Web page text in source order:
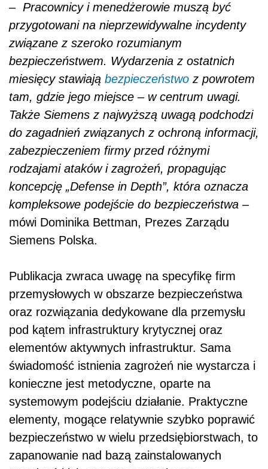
– Pracownicy i menedżerowie muszą być
przygotowani na nieprzewidywalne incydenty
związane z szeroko rozumianym
bezpieczeństwem. Wydarzenia z ostatnich
miesięcy stawiają bezpieczeństwo z powrotem
tam, gdzie jego miejsce – w centrum uwagi.
Także Siemens z najwyższą uwagą podchodzi
do zagadnień związanych z ochroną informacji,
zabezpieczeniem firmy przed różnymi
rodzajami ataków i zagrożeń, propagując
koncepcję „Defense in Depth”, która oznacza
kompleksowe podejście do bezpieczeństwa –
mówi Dominika Bettman, Prezes Zarządu
Siemens Polska.
Publikacja zwraca uwagę na specyfikę firm
przemysłowych w obszarze bezpieczeństwa
oraz rozwiązania dedykowane dla przemysłu
pod kątem infrastruktury krytycznej oraz
elementów aktywnych infrastruktur. Sama
świadomość istnienia zagrożeń nie wystarcza i
konieczne jest metodyczne, oparte na
systemowym podejściu działanie. Praktyczne
elementy, mogące relatywnie szybko poprawić
bezpieczeństwo w wielu przedsiębiorstwach, to
zapanowanie nad bazą zainstalowanych